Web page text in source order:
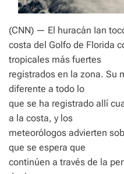
(CNN) — El huracán Ian
costa del Golfo de Florida
tropicales más fuertes
registrados en la zona. Su
diferente a todo lo
que se ha registrado allí
a la costa, y los
meteorólogos advierten
que se espera que
continúen a través de la